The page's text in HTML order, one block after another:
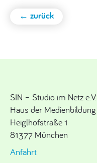
← zurück
SIN – Studio im Netz e.V.
Haus der Medienbildung
Heiglhofstraße 1
81377 München
Anfahrt